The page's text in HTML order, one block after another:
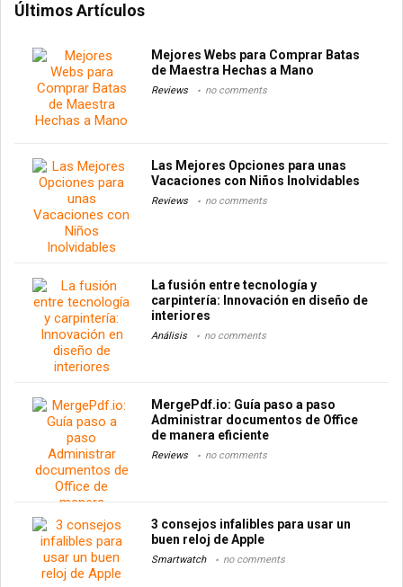
Últimos Artículos
Mejores Webs para Comprar Batas
de Maestra Hechas a Mano
Reviews no comments
Las Mejores Opciones para unas
Vacaciones con Niños Inolvidables
Reviews no comments
La fusión entre tecnología y
carpintería: Innovación en diseño de
interiores
Análisis no comments
MergePdf.io: Guía paso a paso
Administrar documentos de Office
de manera eficiente
Reviews no comments
3 consejos infalibles para usar un
buen reloj de Apple
Smartwatch no comments